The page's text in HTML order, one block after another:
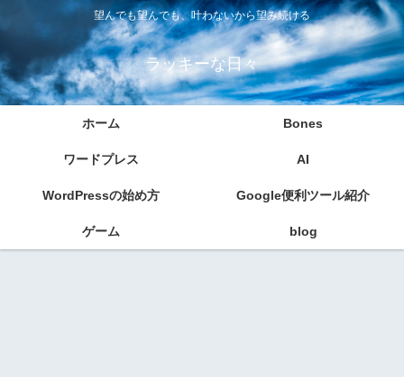
望んでも望んでも、叶わないから望み続ける
ラッキーな日々
ホーム Bones
ワードプレス AI
WordPressの始め方 Google便利ツール紹介
ゲーム blog